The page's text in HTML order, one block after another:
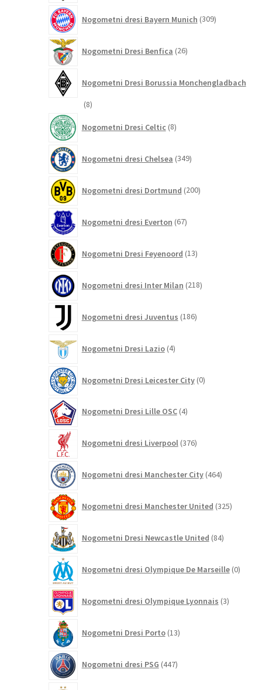
Nogometni dresi Bayern Munich 309izdelkov
Nogometni Dresi Benfica 26izdelkov
Nogometni Dresi Borussia Monchengladbach
88
Nogometni Dresi Celtic 8izdelkov
Nogometni dresi Chelsea 349izdelkov
Nogometni dresi Dortmund 200izdelkov
Nogometni dresi Everton 67izdelkov
Nogometni Dresi Feyenoord 13izdelkov
Nogometni dresi Inter Milan 218izdelkov
Nogometni dresi Juventus 186izdelkov
Nogometni Dresi Lazio 4izdelki
Nogometni Dresi Leicester City 0izdelkov
Nogometni Dresi Lille OSC 4izdelki
Nogometni dresi Liverpool 376izdelkov
Nogometni dresi Manchester City 464izdelkov
Nogometni dresi Manchester United 325izdelkov
Nogometni Dresi Newcastle United 84izdelkov
Nogometni dresi Olympique De Marseille 0
Nogometni dresi Olympique Lyonnais 3izdelki
Nogometni Dresi Porto 13izdelkov
Nogometni dresi PSG 447izdelkov